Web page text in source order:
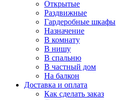
Открытые
Раздвижные
Гардеробные шкафы
Назначение
В комнату
В нишу
В спальню
В частный дом
На балкон
Доставка и оплата
Как сделать заказ